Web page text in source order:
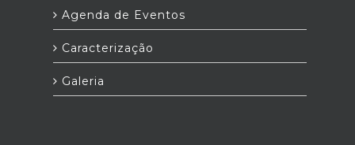
Agenda de Eventos
Caracterização
Galeria